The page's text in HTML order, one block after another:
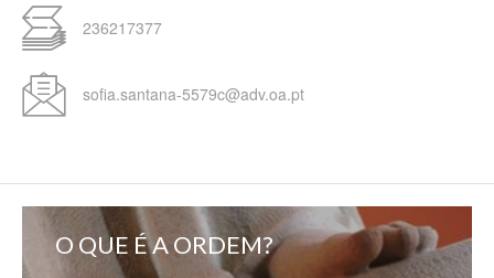
236217377
sofia.santana-5579c@adv.oa.pt
O QUE É A ORDEM?